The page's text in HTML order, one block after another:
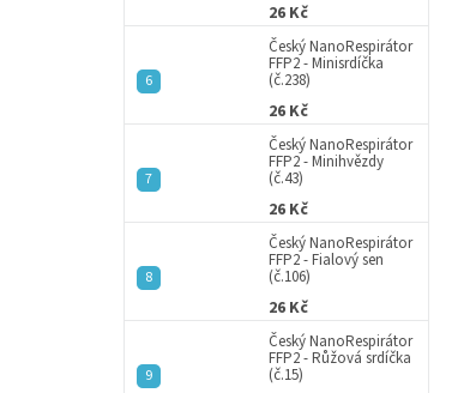
26 Kč
Český NanoRespirátor
FFP2 - Minisrdíčka
(č.238)
26 Kč
Český NanoRespirátor
FFP2 - Minihvězdy
(č.43)
26 Kč
Český NanoRespirátor
FFP2 - Fialový sen
(č.106)
26 Kč
Český NanoRespirátor
FFP2 - Růžová srdíčka
(č.15)